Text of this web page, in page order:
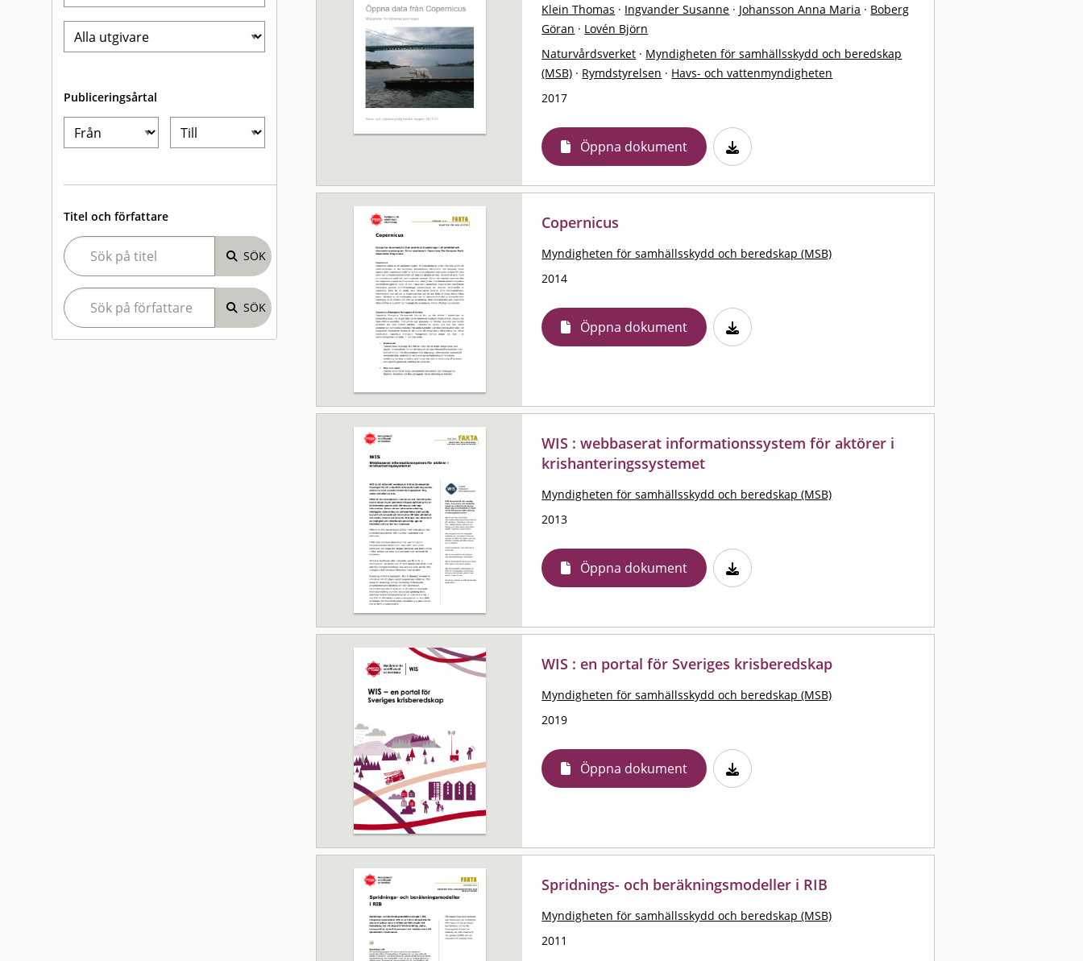
Publiceringsårtal
Titel och författare
Klein Thomas · Ingvander Susanne · Johansson Anna Maria · Boberg
Göran · Lovén Björn
Naturvårdsverket · Myndigheten för samhällsskydd och beredskap
(MSB) · Rymdstyrelsen · Havs- och vattenmyndigheten
2017
Öppna dokument
Copernicus
Myndigheten för samhällsskydd och beredskap (MSB)
2014
Öppna dokument
WIS : webbaserat informationssystem för aktörer i
krishanteringssystemet
Myndigheten för samhällsskydd och beredskap (MSB)
2013
Öppna dokument
WIS : en portal för Sveriges krisberedskap
Myndigheten för samhällsskydd och beredskap (MSB)
2019
Öppna dokument
Spridnings- och beräkningsmodeller i RIB
Myndigheten för samhällsskydd och beredskap (MSB)
2011